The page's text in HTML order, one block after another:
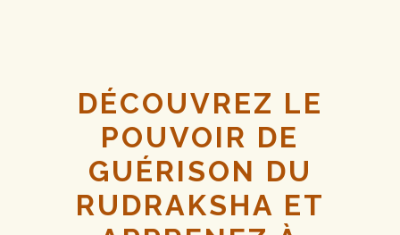
DÉCOUVREZ LE
POUVOIR DE
GUÉRISON DU
RUDRAKSHA ET